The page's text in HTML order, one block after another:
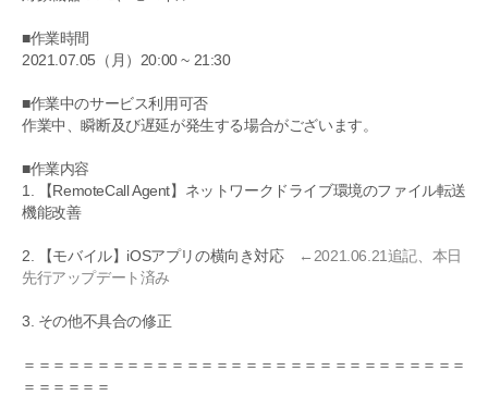
■作業時間
2021.07.05（月）20:00 ~ 21:30
■作業中のサービス利用可否
作業中、瞬断及び遅延が発生する場合がございます。
■作業内容
1. 【RemoteCall Agent】ネットワークドライブ環境のファイル転送
機能改善
2. 【モバイル】iOSアプリの横向き対応
←2021.06.21追記、本日
先行アップデート済み
3. その他不具合の修正
＝＝＝＝＝＝＝＝＝＝＝＝＝＝＝＝＝＝＝＝＝＝＝＝＝＝＝＝＝＝
＝＝＝＝＝＝